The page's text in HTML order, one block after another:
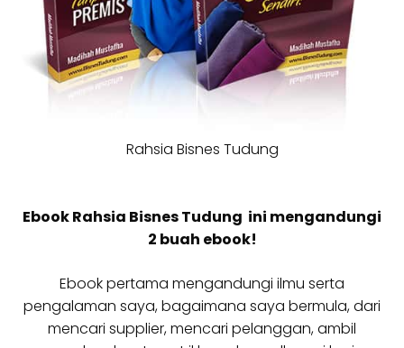
Rahsia Bisnes Tudung
Ebook Rahsia Bisnes Tudung ini mengandungi
2 buah ebook!
Ebook pertama mengandungi ilmu serta
pengalaman saya, bagaimana saya bermula, dari
mencari supplier, mencari pelanggan, ambil